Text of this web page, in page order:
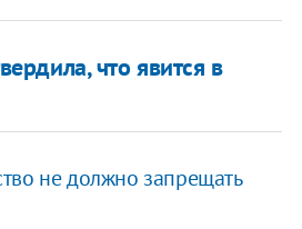
что явится в
не должно запрещать